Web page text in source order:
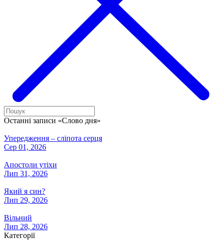
Останні записи «Слово дня»
Упередження – сліпота серця
Сер 01, 2026
Апостоли утіхи
Лип 31, 2026
Який я син?
Лип 29, 2026
Вільний
Лип 28, 2026
Категорії